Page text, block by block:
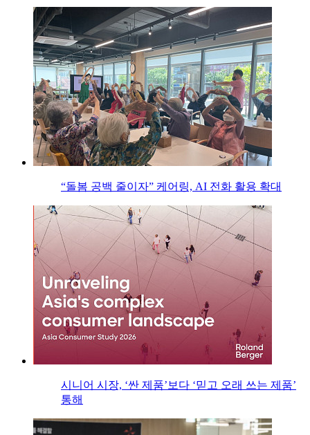
“돌봄 공백 줄이자” 케어링, AI 전화 활용 확대
시니어 시장, ‘싼 제품’보다 ‘믿고 오래 쓰는 제품’
통해